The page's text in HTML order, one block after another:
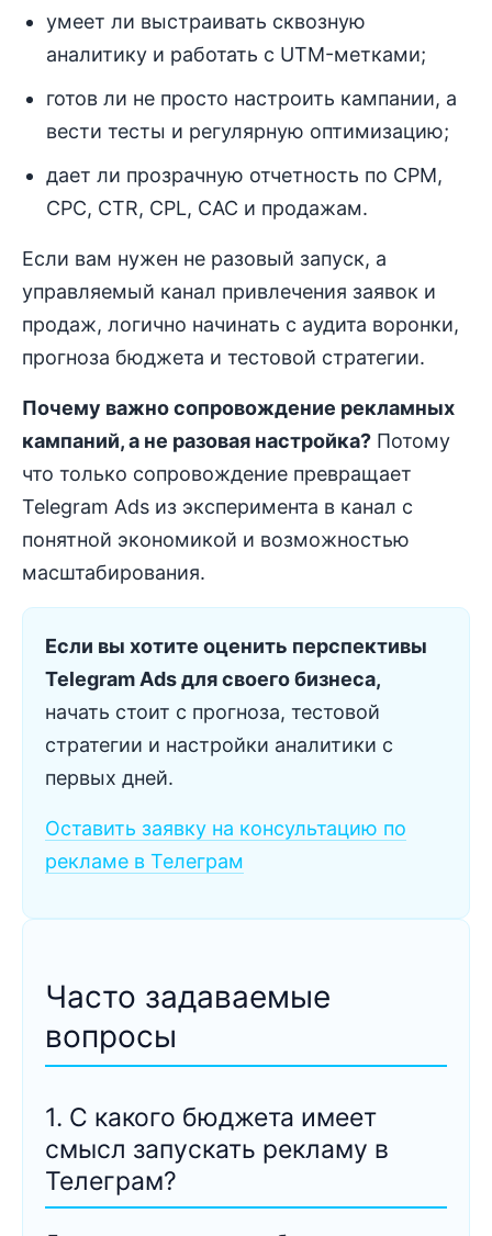
умеет ли выстраивать сквозную
аналитику и работать с UTM-метками;
готов ли не просто настроить кампании, а
вести тесты и регулярную оптимизацию;
дает ли прозрачную отчетность по CPM,
CPC, CTR, CPL, CAC и продажам.
Если вам нужен не разовый запуск, а
управляемый канал привлечения заявок и
продаж, логично начинать с аудита воронки,
прогноза бюджета и тестовой стратегии.
Почему важно сопровождение рекламных
кампаний, а не разовая настройка? Потому
что только сопровождение превращает
Telegram Ads из эксперимента в канал с
понятной экономикой и возможностью
масштабирования.
Если вы хотите оценить перспективы
Telegram Ads для своего бизнеса,
начать стоит с прогноза, тестовой
стратегии и настройки аналитики с
первых дней.
Оставить заявку на консультацию по
рекламе в Телеграм
Часто задаваемые
вопросы
1. С какого бюджета имеет
смысл запускать рекламу в
Телеграм?